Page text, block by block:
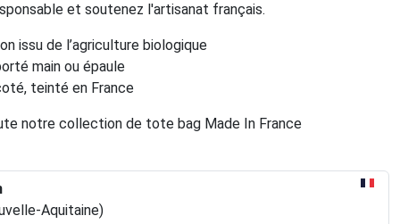
et soutenez l'artisanat français.
issu de l’agriculture biologique
main ou épaule
teinté en France
notre collection de tote bag Made In France
Aquitaine)